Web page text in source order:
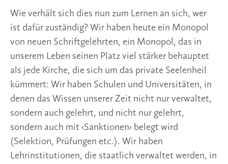
Wie verhält sich dies nun zum Lernen an sich, wer
ist dafür zuständig? Wir haben heute ein Monopol
von neuen Schriftgelehrten, ein Monopol, das in
unserem Leben seinen Platz viel stärker behauptet
als jede Kirche, die sich um das private Seelenheil
kümmert: Wir haben Schulen und Universitäten, in
denen das Wissen unserer Zeit nicht nur verwaltet,
sondern auch gelehrt, und nicht nur gelehrt,
sondern auch mit ‹Sanktionen› belegt wird
(Selektion, Prüfungen etc.). Wir haben
Lehrinstitutionen, die staatlich verwaltet werden, in